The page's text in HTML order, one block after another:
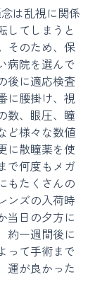
は乱視に関係
してしまうと
そのため、保
病院を選んで
後に適応検査
に腰掛け、視
数、眼圧、瞳
ど様々な数値
に散瞳薬を使
で何度もメガ
もたくさんの
ンズの入荷時
当日の夕方に
約一週間後に
って手術まで
運が良かった